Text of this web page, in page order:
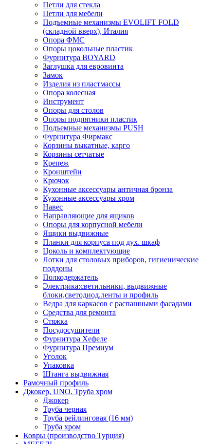
Петли для стекла
Петли для мебели
Подъемные механизмы EVOLIFT FOLD
(складной вверх), Италия
Опора ФМС
Опоры цокольные пластик
Фурнитура BOYARD
Заглушка для евровинта
Замок
Изделия из пластмассы
Опора колесная
Инструмент
Опоры для столов
Опоры подпятники пластик
Подъемные механизмы PUSH
Фурнитура Фирмакс
Корзины выкатные, карго
Корзины сетчатые
Крепеж
Кронштейн
Крючок
Кухонные аксессуары античная бронза
Кухонные аксессуары хром
Навес
Направляющие для ящиков
Опоры для корпусной мебели
Ящики выдвижные
Планки для корпуса под дух. шкаф
Цоколь и комплектующие
Лотки для столовых приборов, гигиенические
поддоны
Полкодержатель
Электрика:светильники, выдвижные
блоки,светодиод.ленты и профиль
Ведра для каркасов с распашными фасадами
Средства для ремонта
Стяжка
Посудосушители
Фурнитура Хефеле
Фурнитура Премиум
Уголок
Упаковка
Штанга выдвижная
Рамочный профиль
Джокер, UNO. Труба хром
Джокер
Труба черная
Труба рейлинговая (16 мм)
Труба хром
Ковры (производство Турция)